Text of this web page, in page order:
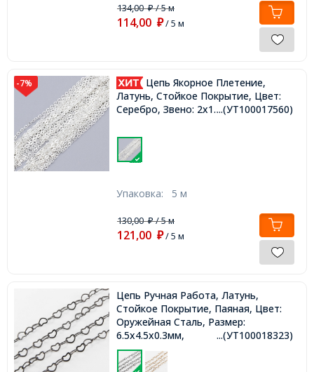
134,00₽/ 5 м
114,00 ₽/ 5 м
-7%
Цепь Якорное Плетение,
Латунь, Стойкое Покрытие, Цвет:
Серебро, Звено: 2x1.5х0.5мм,
...(УТ100017560)
Упаковка: 5 м
130,00₽/ 5 м
121,00 ₽/ 5 м
Цепь Ручная Работа, Латунь,
Стойкое Покрытие, Паяная, Цвет:
Оружейная Сталь, Размер:
6.5x4.5x0.3мм,
...(УТ100018323)